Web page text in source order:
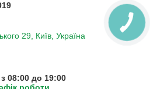
29, Київ, Україна
08:00 до 19:00